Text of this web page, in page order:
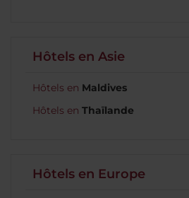
Hôtels en Asie
Hôtels en Maldives
Hôtels en Thaïlande
Hôtels en Europe